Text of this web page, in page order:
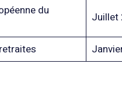
du
Juillet